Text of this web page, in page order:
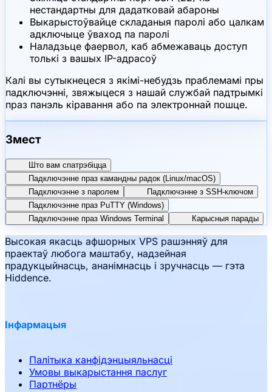
нестандартны для дадатковай абароны
Выкарыстоўвайце складаныя паролі або цалкам
адключыце ўваход па паролі
Наладзьце фаервол, каб абмежаваць доступ
толькі з вашых IP-адрасоў
Калі вы сутыкнецеся з якімі-небудзь праблемамі пры
падключэнні, звяжыцеся з нашай службай падтрымкі
праз панэль кіравання або па электроннай пошце.
Змест
Што вам спатрэбіцца
Падключэнне праз камандны радок (Linux/macOS)
Падключэнне з паролем
Падключэнне з SSH-ключом
Падключэнне праз PuTTY (Windows)
Падключэнне праз Windows Terminal
Карысныя парады
Высокая якасць афшорных VPS рашэнняў для
праектаў любога маштабу, надзейная
прадукцыйнасць, ананімнасць і зручнасць — гэта
Hiddence.
Інфармацыя
Палітыка канфідэнцыяльнасці
Умовы выкарыстання паслуг
Партнёры